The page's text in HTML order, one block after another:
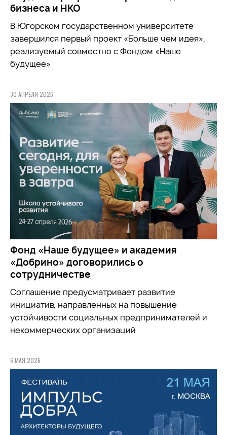
бизнеса и НКО
В Югорском государственном университете
завершился первый проект «Больше чем идея»,
реализуемый совместно с Фондом «Наше
будущее»
30 АПРЕЛЯ 2026
Фонд «Наше будущее» и академия
«Добрино» договорились о
сотрудничестве
Соглашение предусматривает развитие
инициатив, направленных на повышение
устойчивости социальных предпринимателей и
некоммерческих организаций
6 МАЯ 2026